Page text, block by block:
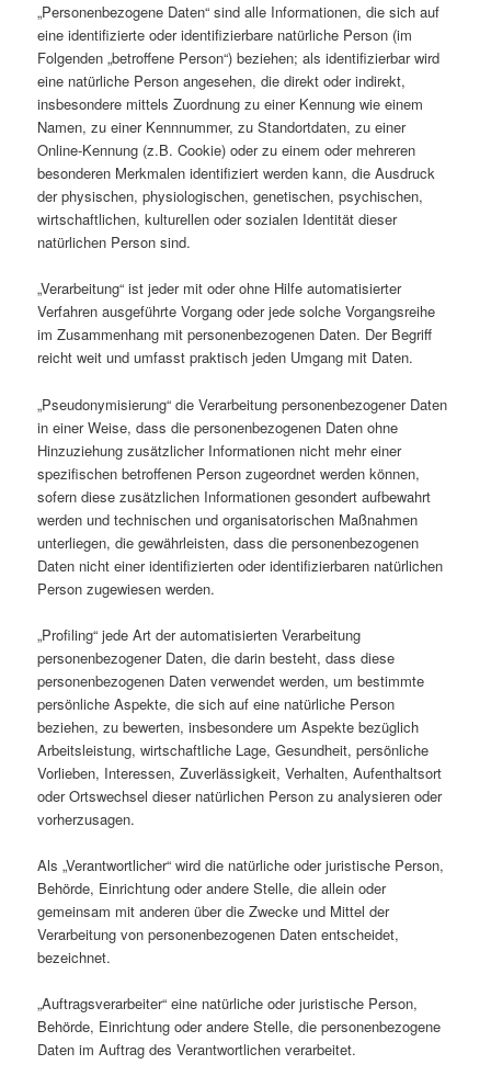
„Personenbezogene Daten“ sind alle Informationen, die sich auf
eine identifizierte oder identifizierbare natürliche Person (im
Folgenden „betroffene Person“) beziehen; als identifizierbar wird
eine natürliche Person angesehen, die direkt oder indirekt,
insbesondere mittels Zuordnung zu einer Kennung wie einem
Namen, zu einer Kennnummer, zu Standortdaten, zu einer
Online-Kennung (z.B. Cookie) oder zu einem oder mehreren
besonderen Merkmalen identifiziert werden kann, die Ausdruck
der physischen, physiologischen, genetischen, psychischen,
wirtschaftlichen, kulturellen oder sozialen Identität dieser
natürlichen Person sind.
„Verarbeitung“ ist jeder mit oder ohne Hilfe automatisierter
Verfahren ausgeführte Vorgang oder jede solche Vorgangsreihe
im Zusammenhang mit personenbezogenen Daten. Der Begriff
reicht weit und umfasst praktisch jeden Umgang mit Daten.
„Pseudonymisierung“ die Verarbeitung personenbezogener Daten
in einer Weise, dass die personenbezogenen Daten ohne
Hinzuziehung zusätzlicher Informationen nicht mehr einer
spezifischen betroffenen Person zugeordnet werden können,
sofern diese zusätzlichen Informationen gesondert aufbewahrt
werden und technischen und organisatorischen Maßnahmen
unterliegen, die gewährleisten, dass die personenbezogenen
Daten nicht einer identifizierten oder identifizierbaren natürlichen
Person zugewiesen werden.
„Profiling“ jede Art der automatisierten Verarbeitung
personenbezogener Daten, die darin besteht, dass diese
personenbezogenen Daten verwendet werden, um bestimmte
persönliche Aspekte, die sich auf eine natürliche Person
beziehen, zu bewerten, insbesondere um Aspekte bezüglich
Arbeitsleistung, wirtschaftliche Lage, Gesundheit, persönliche
Vorlieben, Interessen, Zuverlässigkeit, Verhalten, Aufenthaltsort
oder Ortswechsel dieser natürlichen Person zu analysieren oder
vorherzusagen.
Als „Verantwortlicher“ wird die natürliche oder juristische Person,
Behörde, Einrichtung oder andere Stelle, die allein oder
gemeinsam mit anderen über die Zwecke und Mittel der
Verarbeitung von personenbezogenen Daten entscheidet,
bezeichnet.
„Auftragsverarbeiter“ eine natürliche oder juristische Person,
Behörde, Einrichtung oder andere Stelle, die personenbezogene
Daten im Auftrag des Verantwortlichen verarbeitet.